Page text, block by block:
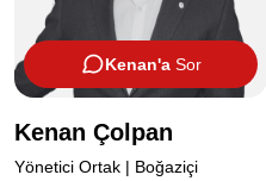
Kenan'aSor
Kenan Çolpan
Yönetici Ortak | Boğaziçi